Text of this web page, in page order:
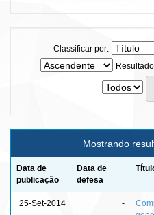
Classificar por:
Mostrando
Data de
publicação
Data de
defesa
25-Set-2014 -